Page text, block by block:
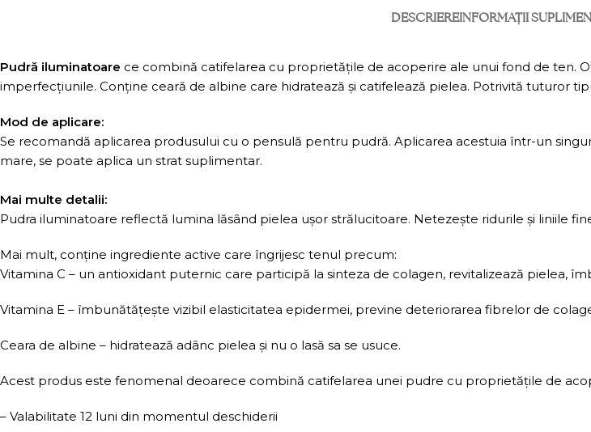
DESCRIEREINFORMAȚII
Pudră iluminatoare ce combină catifelarea cu proprietățile de acoperire ale unui fond de ten.
imperfecțiunile. Conține ceară de albine care hidratează și catifelează pielea. Potrivită tuturor
Mod de aplicare:
Se recomandă aplicarea produsului cu o pensulă pentru pudră. Aplicarea acestuia într-un
mare, se poate aplica un strat suplimentar.
Mai multe detalii:
Pudra iluminatoare reflectă lumina lăsând pielea ușor strălucitoare. Netezește ridurile și liniile
Mai mult, conține ingrediente active care îngrijesc tenul precum:
Vitamina C – un antioxidant puternic care participă la sinteza de colagen, revitalizează pielea,
Vitamina E – îmbunătățește vizibil elasticitatea epidermei, previne deteriorarea fibrelor de
Ceara de albine – hidratează adânc pielea și nu o lasă sa se usuce.
Acest produs este fenomenal deoarece combină catifelarea unei pudre cu proprietățile de
– Valabilitate 12 luni din momentul deschiderii